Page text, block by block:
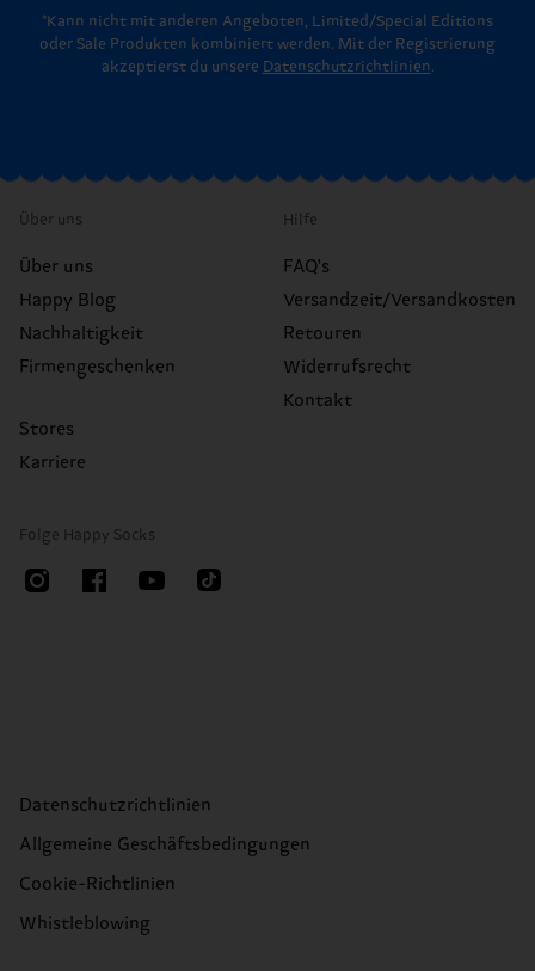
*Kann nicht mit anderen Angeboten, Limited/Special Editions
oder Sale Produkten kombiniert werden. Mit der Registrierung
akzeptierst du unsere Datenschutzrichtlinien.
Über uns
Über uns
Happy Blog
Nachhaltigkeit
Firmengeschenken
Stores
Karriere
Hilfe
FAQ's
Versandzeit/Versandkosten
Retouren
Widerrufsrecht
Kontakt
Folge Happy Socks
Datenschutzrichtlinien
Allgemeine Geschäftsbedingungen
Cookie-Richtlinien
Whistleblowing